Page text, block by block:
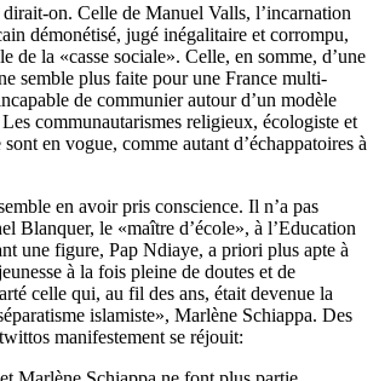
on. Celle de Manuel Valls, l’incarnation
démonétisé, jugé inégalitaire et corrompu,
de la «casse sociale». Celle, en somme, d’une
semble plus faite pour une France multi-
de communier autour d’un modèle
communautarismes religieux, écologiste et
en vogue, comme autant d’échappatoires à
en avoir pris conscience. Il n’a pas
Blanquer, le «maître d’école», à l’Education
une figure, Pap Ndiaye, a priori plus apte à
à la fois pleine de doutes et de
celle qui, au fil des ans, était devenue la
islamiste», Marlène Schiappa. Des
manifestement se réjouit: